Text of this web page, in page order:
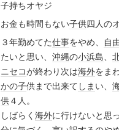
子持ちオヤジ
お金も時間 もない子供四人の
３年勤めてた仕事をやめ、 自
たいと思い、 沖縄の小浜島、
ニセコが終わり次は海外をま
かの子供まで出来て しま い、
供４人。
しばらく 海外に行けないと思